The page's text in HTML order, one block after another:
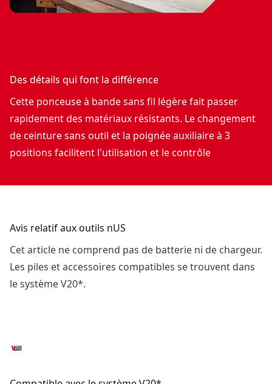
Des détails qui font la différence
Cette ponceuse à bande sans fil légère fait passer
rapidement des matériaux résistants. Le changement
de ceinture sans outil et la poignée auxiliaire à 3
positions facilitent l'utilisation et le contrôle
Avis relatif aux outils nUS
Cet article ne comprend pas de batterie ni de chargeur.
Les piles et accessoires compatibles se trouvent dans
le système V20*.